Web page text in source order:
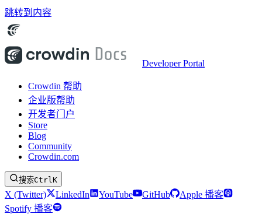
跳转到内容
Developer Portal
Crowdin 帮助
企业版帮助
开发者门户
Store
Blog
Community
Crowdin.com
搜索CtrlK
X (Twitter) LinkedIn YouTube GitHub
Apple 播客
Spotify 播客